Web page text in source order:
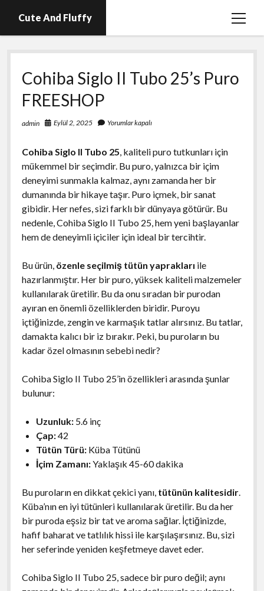
Cute And Fluffy
menüyü
En İyi Telegram Abone Hilesi Ücretsiz
Igtv Beğeni Atma Hilesi Bedava
Igtv Izlenme Arttırma Hilesi Parasız
Instagram Bot Hesap Ne Demek?
Sayfa Listesi
Cohiba Siglo II Tubo 25’s Puro
FREESHOP
admin Eylül 2, 2025 Yorumlar kapalı
Cohiba Siglo II Tubo 25, kaliteli puro tutkunları için
mükemmel bir seçimdir. Bu puro, yalnızca bir içim
deneyimi sunmakla kalmaz, aynı zamanda her bir
dumanında bir hikaye taşır. Puro içmek, bir sanat
gibidir. Her nefes, sizi farklı bir dünyaya götürür. Bu
nedenle, Cohiba Siglo II Tubo 25, hem yeni başlayanlar
hem de deneyimli içiciler için ideal bir tercihtir.
Bu ürün, özenle seçilmiş tütün yaprakları ile
hazırlanmıştır. Her bir puro, yüksek kaliteli malzemeler
kullanılarak üretilir. Bu da onu sıradan bir purodan
ayıran en önemli özelliklerden biridir. Puroyu
içtiğinizde, zengin ve karmaşık tatlar alırsınız. Bu tatlar,
damakta kalıcı bir iz bırakır. Peki, bu puroların bu
kadar özel olmasının sebebi nedir?
Cohiba Siglo II Tubo 25’in özellikleri arasında şunlar
bulunur:
Uzunluk:5.6 inç
Çap:42
Tütün Türü:Küba Tütünü
İçim Zamanı:Yaklaşık 45-60 dakika
Bu puroların en dikkat çekici yanı, tütünün kalitesidir.
Küba’nın en iyi tütünleri kullanılarak üretilir. Bu da her
bir puroda eşsiz bir tat ve aroma sağlar. İçtiğinizde,
hafif baharat ve tatlılık hissi ile karşılaşırsınız. Bu, sizi
her seferinde yeniden keşfetmeye davet eder.
Cohiba Siglo II Tubo 25, sadece bir puro değil; aynı